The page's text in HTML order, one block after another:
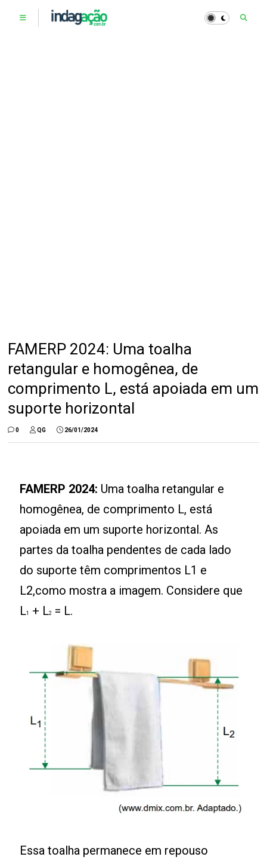
FAMERP 2024: Uma toalha
retangular e homogênea, de
comprimento L, está apoiada em um
suporte horizontal
0 QG 26/01/2024
FAMERP 2024: Uma toalha retangular e
homogênea, de comprimento L, está
apoiada em um suporte horizontal. As
partes da toalha pendentes de cada lado
do suporte têm comprimentos L1 e
L2,como mostra a imagem. Considere que
L1 + L2 = L.
Essa toalha permanece em repouso